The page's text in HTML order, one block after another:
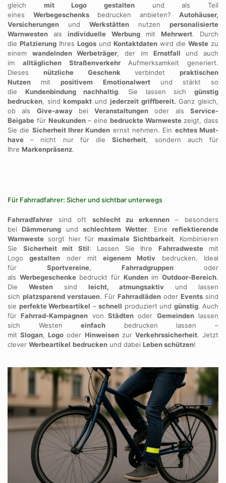
gleich mit Logo gestalten und als Teil
eines Werbegeschenksbedrucken anbieten? Autohäuser,
Versicherungen und Werkstätten nutzen personalisierte
Warnwesten alsindividuelle Werbungmit Mehrwert. Durch
die Platzierung Ihres Logos und Kontaktdaten wird die Weste zu
einem wandelnden Werbeträger, der im Ernstfall und auch
im alltäglichen StraßenverkehrAufmerksamkeit generiert.
Dieses nützliche Geschenk verbindet praktischen
Nutzen mitpositivem Emotionalwertund stärkt so
die Kundenbindung nachhaltig. Sie lassen sichgünstig
bedrucken, sindkompakt und jederzeit griffbereit. Ganz gleich,
ob als Give-awaybeiVeranstaltungen oder alsService-
Beigabe für Neukunden– eine bedruckte Warnwestezeigt, dass
Sie die Sicherheit Ihrer Kunden ernst nehmen. Ein echtes Must-
have – nicht nur für dieSicherheit, sondern auch für
Ihre Markenpräsenz.
Für Fahrradfahrer: Sicher und sichtbar unterwegs
Fahrradfahrer sind oft schlecht zu erkennen– besonders
beiDämmerung undschlechtem Wetter. Einereflektierende
Warnweste sorgt hier für maximale Sichtbarkeit. Kombinieren
Sie Sicherheit mit Stil: Lassen Sie Ihre Fahrradwestemit
Logogestalten oder miteigenem Motiv bedrucken. Ideal
für Sportvereine, Fahrradgruppen oder
als Werbegeschenkebedruckt für KundenimOutdoor-Bereich.
Die Westensind leicht, atmungsaktiv und lassen
sich platzsparend verstauen. Für Fahrradläden oder Events sind
sie perfekte Werbeartikel – schnell produziert und günstig. Auch
fürFahrrad-Kampagnen vonStädten oder Gemeindenlassen
sich Westeneinfach bedrucken lassen –
mitSlogan,Logo oder Hinweisenzur Verkehrssicherheit. Jetzt
clever Werbeartikel bedrucken und dabei Leben schützen!